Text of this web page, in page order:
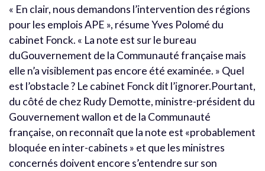
« En clair, nous demandons l’intervention des régions
pour les emplois APE », résume Yves Polomé du
cabinet Fonck. « La note est sur le bureau
duGouvernement de la Communauté française mais
elle n’a visiblement pas encore été examinée. » Quel
est l’obstacle ? Le cabinet Fonck dit l’ignorer.Pourtant,
du côté de chez Rudy Demotte, ministre-président du
Gouvernement wallon et de la Communauté
française, on reconnaît que la note est «probablement
bloquée en inter-cabinets » et que les ministres
concernés doivent encore s’entendre sur son